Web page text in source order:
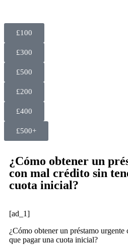
£100
£300
£500
£200
£400
£500+
¿Cómo obtener un
con mal crédito sin
cuota inicial?
[ad_1]
¿Cómo obtener un préstamo
que pagar una cuota inicial?